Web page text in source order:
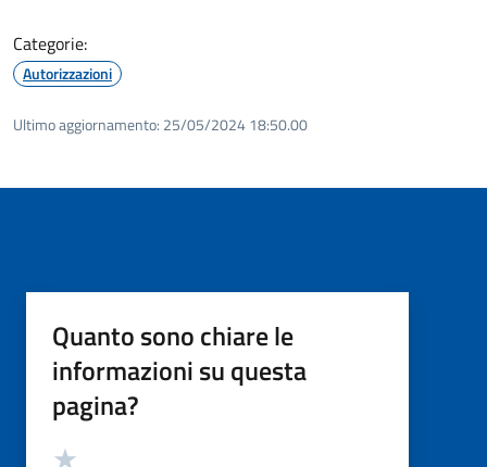
Categorie:
Autorizzazioni
Ultimo aggiornamento: 25/05/2024 18:50.00
Quanto sono chiare le
informazioni su questa
pagina?
Valutazione